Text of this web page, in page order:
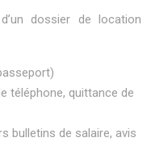
dossier de location
téléphone, quittance de
bulletins de salaire, avis